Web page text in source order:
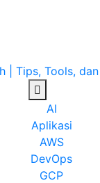
AI
Aplikasi
AWS
DevOps
GCP